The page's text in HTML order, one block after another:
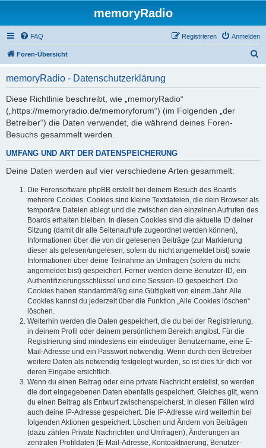
memoryRadio
FAQ Anmelden
Registrieren
Foren-Übersicht
memoryRadio - Datenschutzerklärung
Diese Richtlinie beschreibt, wie „memoryRadio“
(„https://memoryradio.de/memoryforum“) (im Folgenden „der
Betreiber“) die Daten verwendet, die während deines Foren-
Besuchs gesammelt werden.
UMFANG UND ART DER DATENSPEICHERUNG
Deine Daten werden auf vier verschiedene Arten gesammelt:
Die Forensoftware phpBB erstellt bei deinem Besuch des Boards
mehrere Cookies. Cookies sind kleine Textdateien, die dein Browser als
temporäre Dateien ablegt und die zwischen den einzelnen Aufrufen des
Boards erhalten bleiben. In diesen Cookies sind die aktuelle ID deiner
Sitzung (damit dir alle Seitenaufrufe zugeordnet werden können),
Informationen über die von dir gelesenen Beiträge (zur Markierung
dieser als gelesen/ungelesen; sofern du nicht angemeldet bist) sowie
Informationen über deine Teilnahme an Umfragen (sofern du nicht
angemeldet bist) gespeichert. Ferner werden deine Benutzer-ID, ein
Authentifizierungsschlüssel und eine Session-ID gespeichert. Die
Cookies haben standardmäßig eine Gültigkeit von einem Jahr. Alle
Cookies kannst du jederzeit über die Funktion „Alle Cookies löschen“
löschen.
Weiterhin werden die Daten gespeichert, die du bei der Registrierung,
in deinem Profil oder deinem persönlichem Bereich angibst. Für die
Registrierung sind mindestens ein eindeutiger Benutzername, eine E-
Mail-Adresse und ein Passwort notwendig. Wenn durch den Betreiber
weitere Daten als notwendig festgelegt wurden, so ist dies für dich vor
deren Eingabe ersichtlich.
Wenn du einen Beitrag oder eine private Nachricht erstellst, so werden
die dort eingegebenen Daten ebenfalls gespeichert. Gleiches gilt, wenn
du einen Beitrag als Entwurf zwischenspeicherst. In diesen Fällen wird
auch deine IP-Adresse gespeichert. Die IP-Adresse wird weiterhin bei
folgenden Aktionen gespeichert: Löschen und Ändern von Beiträgen
(dazu zählen Private Nachrichten und Umfragen), Änderungen an
zentralen Profildaten (E-Mail-Adresse, Kontoaktivierung, Benutzer-